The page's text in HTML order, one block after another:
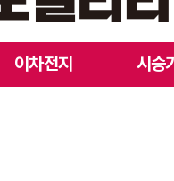
이차전지 시승기